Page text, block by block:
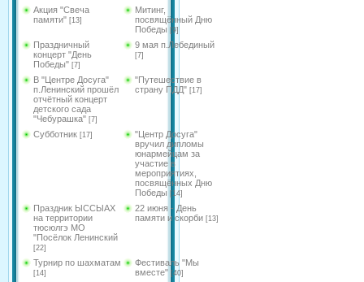
Акция "Свеча
памяти" [13]
Митинг,
посвящённый Дню
Победы [9]
Праздничный
концерт "День
Победы" [7]
9 мая п.Лебединый
[7]
В "Центре Досуга"
п.Ленинский прошёл
отчётный концерт
детского сада
"Чебурашка" [7]
"Путешествие в
страну ПДД" [17]
Субботник [17]
"Центр Досуга"
вручил дипломы
юнармейцам за
участие в
мероприятиях,
посвящённых Дню
Победы [14]
Праздник ЫССЫАХ
на территории
тюсюлгэ МО
"Посёлок Ленинский
[22]
22 июня - День
памяти и скорби [13]
Турнир по шахматам
[14]
Фестиваль "Мы
вместе" [40]